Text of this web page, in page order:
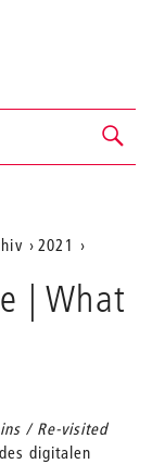
2021
| What
/ Re-visited
digitalen